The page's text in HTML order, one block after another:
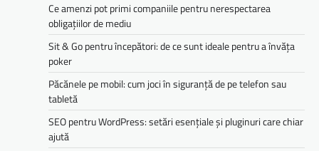
Ce amenzi pot primi companiile pentru nerespectarea
obligațiilor de mediu­­
Sit & Go pentru începători: de ce sunt ideale pentru a învăța
poker
Păcănele pe mobil: cum joci în siguranță de pe telefon sau
tabletă
SEO pentru WordPress: setări esențiale și pluginuri care chiar
ajută